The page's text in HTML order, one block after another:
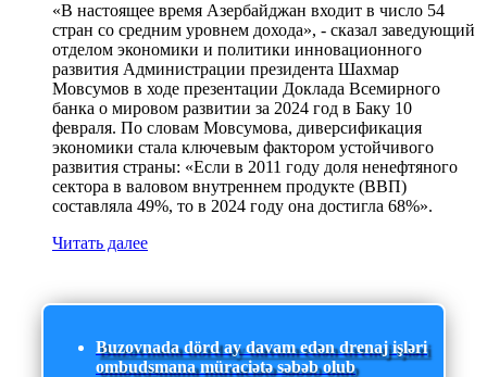
«В настоящее время Азербайджан входит в число 54
стран со средним уровнем дохода», - сказал заведующий
отделом экономики и политики инновационного
развития Администрации президента Шахмар
Мовсумов в ходе презентации Доклада Всемирного
банка о мировом развитии за 2024 год в Баку 10
февраля. По словам Мовсумова, диверсификация
экономики стала ключевым фактором устойчивого
развития страны: «Если в 2011 году доля ненефтяного
сектора в валовом внутреннем продукте (ВВП)
составляла 49%, то в 2024 году она достигла 68%».
Читать далее
Buzovnada dörd ay davam edən drenaj işləri
ombudsmana müraciətə səbəb olub